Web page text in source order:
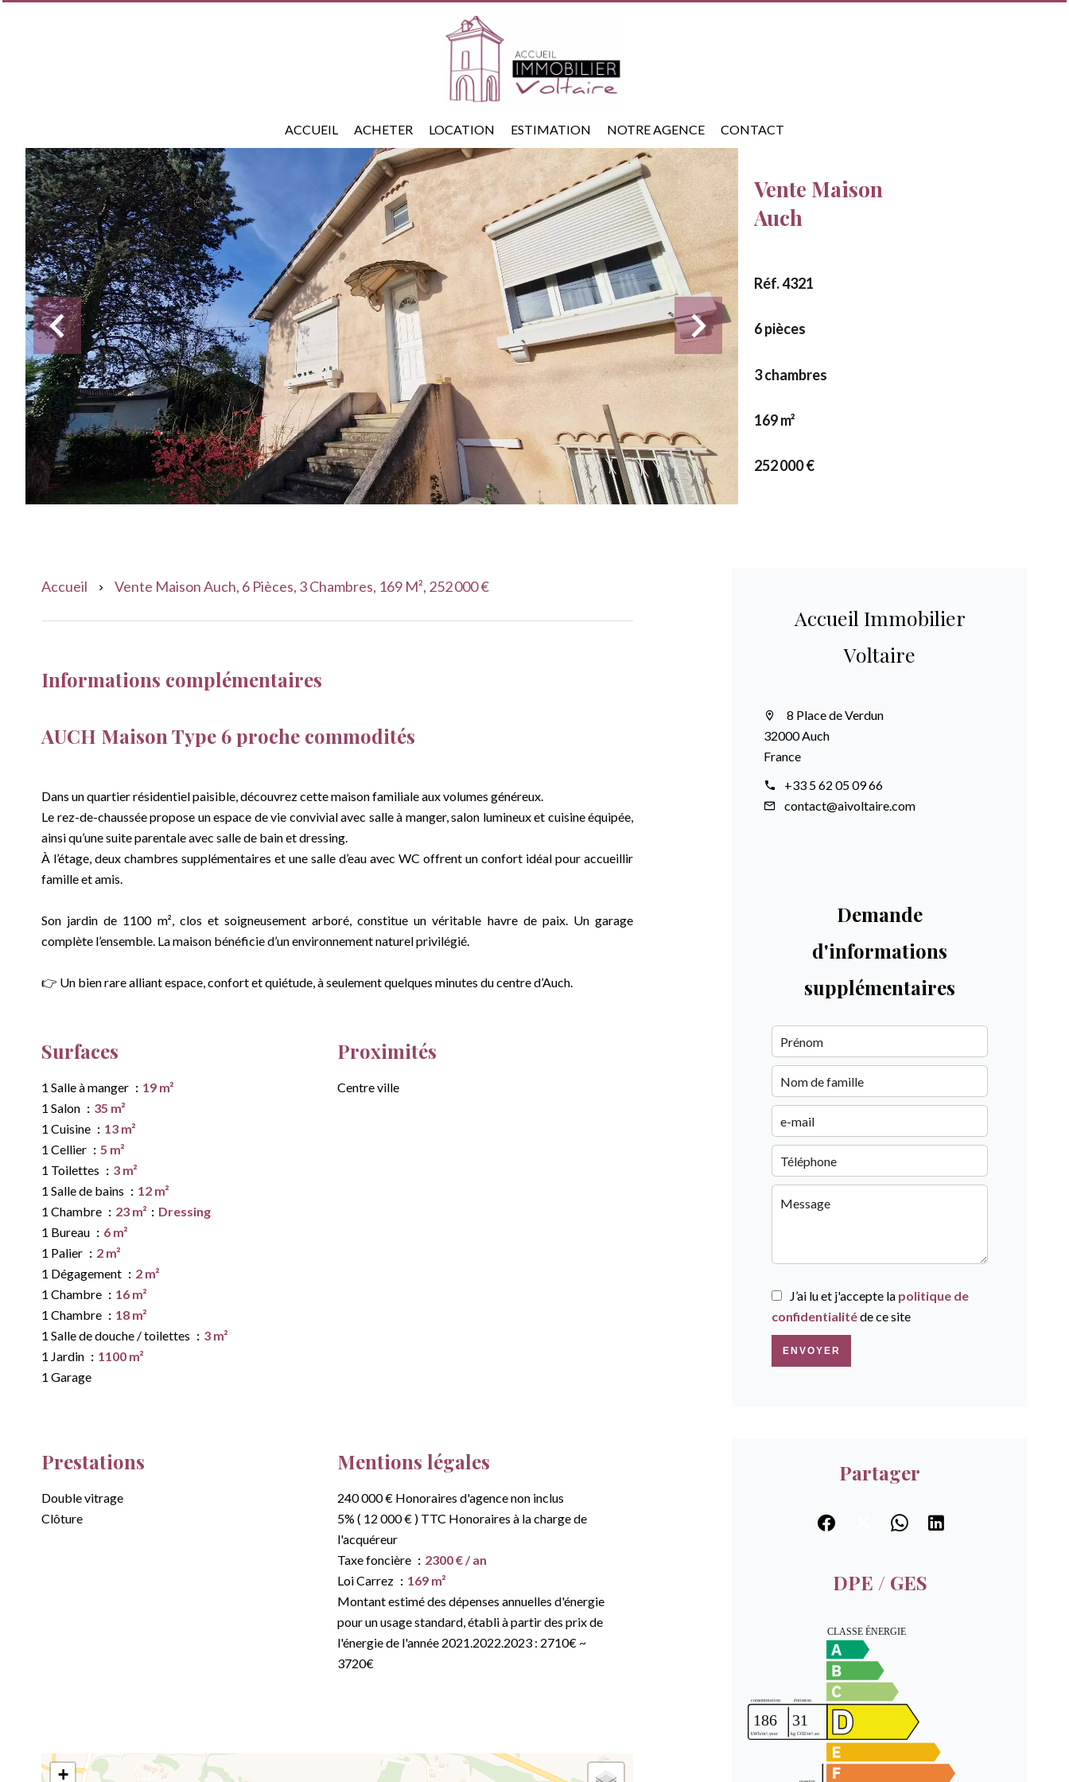
ACCUEIL ACHETER LOCATION ESTIMATION NOTRE AGENCE CONTACT
Vente Maison
Auch
Réf. 4321
6 pièces
3 chambres
169 m²
252 000 €
Accueil Vente Maison Auch, 6 Pièces, 3 Chambres, 169 M², 252 000 €
Informations complémentaires
AUCH Maison Type 6 proche commodités
Dans un quartier résidentiel paisible, découvrez cette maison familiale aux volumes généreux.
Le rez-de-chaussée propose un espace de vie convivial avec salle à manger, salon lumineux et cuisine équipée,
ainsi qu’une suite parentale avec salle de bain et dressing.
À l’étage, deux chambres supplémentaires et une salle d’eau avec WC offrent un confort idéal pour accueillir
famille et amis.
Son jardin de 1100 m², clos et soigneusement arboré, constitue un véritable havre de paix. Un garage
complète l’ensemble. La maison bénéficie d’un environnement naturel privilégié.
👉 Un bien rare alliant espace, confort et quiétude, à seulement quelques minutes du centre d’Auch.
Surfaces
1 Salle à manger
19 m²
1 Salon
35 m²
1 Cuisine
13 m²
1 Cellier
5 m²
1 Toilettes
3 m²
1 Salle de bains
12 m²
1 Chambre
23 m²
Dressing
1 Bureau
6 m²
1 Palier
2 m²
1 Dégagement
2 m²
1 Chambre
16 m²
1 Chambre
18 m²
1 Salle de douche / toilettes
3 m²
1 Jardin
1100 m²
1 Garage
Proximités
Centre ville
Prestations
Double vitrage
Clôture
Mentions légales
240 000 € Honoraires d'agence non inclus
5% ( 12 000 € ) TTC Honoraires à la charge de
l'acquéreur
Taxe foncière
2300 € / an
Loi Carrez
169 m²
Montant estimé des dépenses annuelles d'énergie
pour un usage standard, établi à partir des prix de
l'énergie de l'année 2021.2022.2023 : 2710€ ~
3720€
+
Accueil Immobilier
Voltaire
8 Place de Verdun
32000 Auch
France
+33 5 62 05 09 66
contact@aivoltaire.com
Demande
d'informations
supplémentaires
J’ai lu et j'accepte la politique de
confidentialitéde ce site
ENVOYER
Partager
DPE / GES